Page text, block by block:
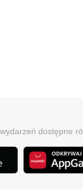
dostępne